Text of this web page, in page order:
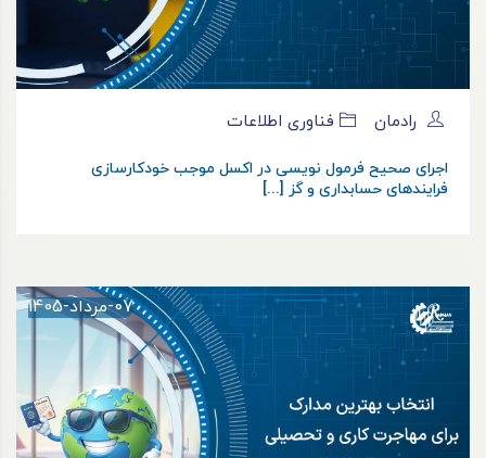
رادمان فناوری اطلاعات
اجرای صحیح فرمول نویسی در اکسل موجب خودکارسازی
فرایندهای حسابداری و گز [...]
07-مرداد-1405